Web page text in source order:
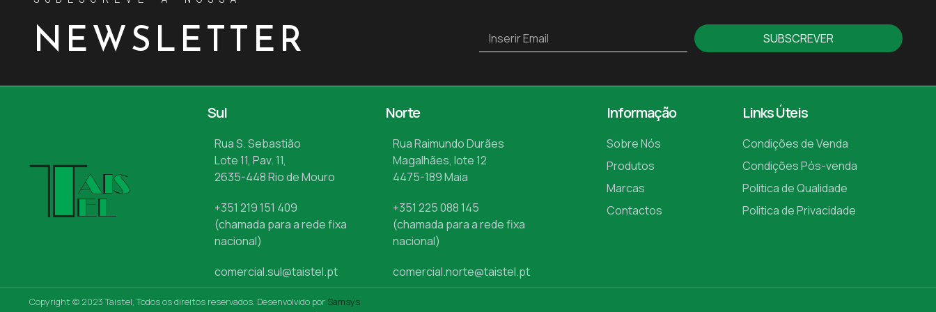
NEWSLETTER SUBSCREVER
Sul
Rua S. Sebastião
Lote 11, Pav. 11,
2635-448 Rio de Mouro
+351 219 151 409
(chamada para a rede fixa
nacional)
comercial.sul@taistel.pt
Norte
Rua Raimundo Durães
Magalhães, lote 12
4475-189 Maia
+351 225 088 145
(chamada para a rede fixa
nacional)
comercial.norte@taistel.pt
Informação
Sobre Nós
Produtos
Marcas
Contactos
Links Úteis
Condições de Venda
Condições Pós-venda
Politica de Qualidade
Politica de Privacidade
Copyright © 2023 Taistel, Todos os direitos reservados. Desenvolvido por Samsys